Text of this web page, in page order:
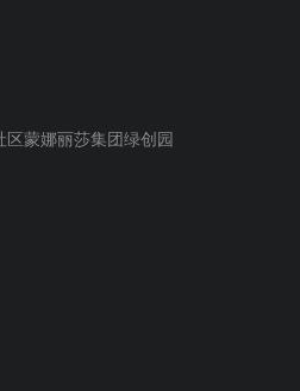
蒙娜丽莎集团绿创园